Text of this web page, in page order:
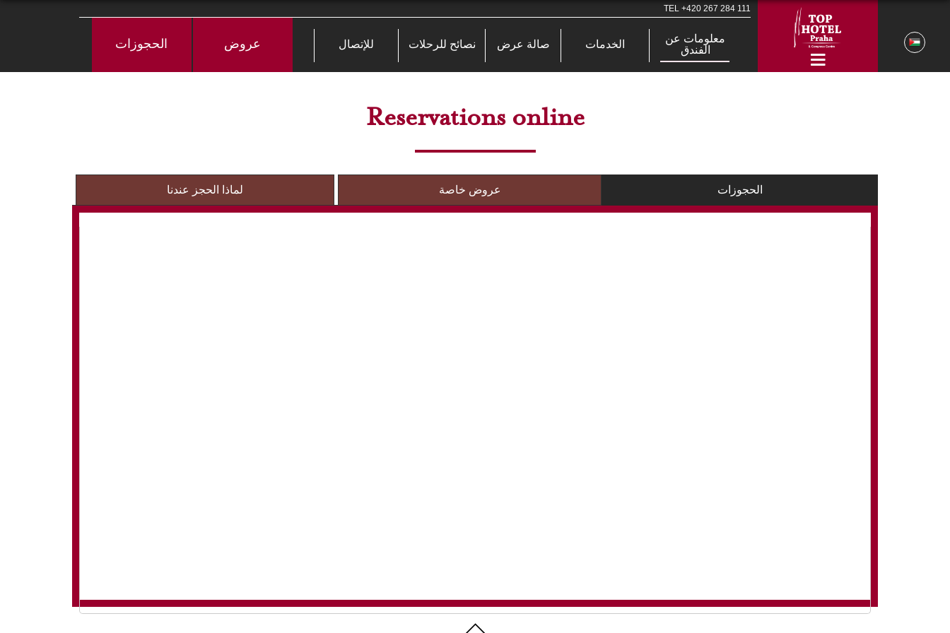
TEL +420 267 284 111
معلومات عن
الفندق
الخدمات صالة عرض نصائح للرحلات للإتصال عروض الحجوزات
Reservations online
الحجوزات عروض خاصة لماذا الحجز عندنا